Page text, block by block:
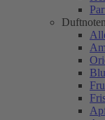
Duftnoten